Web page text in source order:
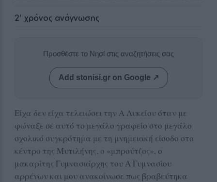
2' χρόνος ανάγνωσης
Προσθέστε το Νησί στις αναζητήσεις σας
Add stonisi.gr on Google ↗
Είχα δεν είχα τελειώσει την Α Λυκείου όταν με
φώναξε σε αυτό το μεγάλο γραφείο στο μεγάλο
σχολικό συγκρότημα με τη μνημειακή είσοδο στο
κέντρο της Μυτιλήνης, ο «μπρούτζος», ο
μακαρίτης Γυμνασιάρχης του Α Γυμνασίου
αρρένων και μου ανακοίνωσε πως βραβεύτηκα